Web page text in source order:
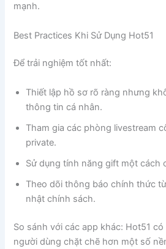
mạnh.
Best Practices Khi Sử Dụng Hot51
Để trải nghiệm tốt nhất:
Thiết lập hồ sơ rõ ràng nhưng
thông tin cá nhân.
Tham gia các phòng livestream
private.
Sử dụng tính năng gift một cách
Theo dõi thông báo chính thức
nhật chính sách.
So sánh với các app khác: Hot51
người dùng chặt chẽ hơn một số